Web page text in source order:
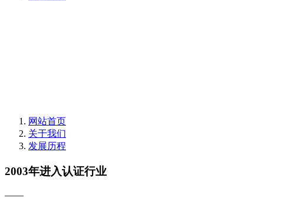
网站首页
关于我们
发展历程
2003年进入认证行业
——